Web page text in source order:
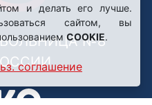
№8
и делать его лучше.
сайтом, вы
COOKIE.
соглашение